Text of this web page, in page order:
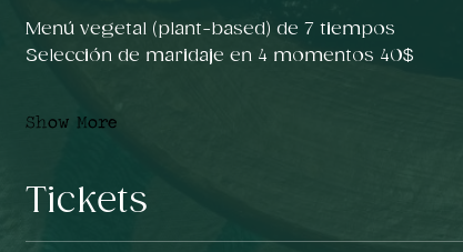
Menú vegetal (plant-based) de 7 tiempos
Selección de maridaje en 4 momentos 40$
Show More
Tickets